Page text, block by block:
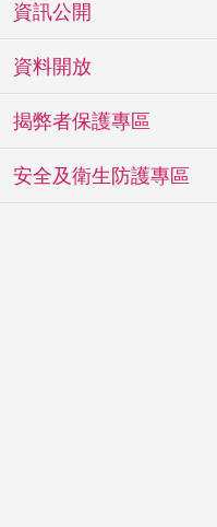
資訊公開
資料開放
揭弊者保護專區
安全及衛生防護專區